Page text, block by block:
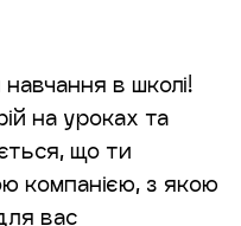
в школі!
на уроках та
що ти
компанією, з якою
вас